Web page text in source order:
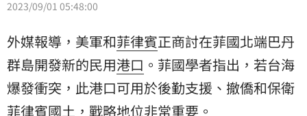
2023/09/01 05:48:00
外媒報導，美軍和菲律賓正商討在菲國北端巴丹
群島開發新的民用港口 。菲國學者指出，若台海
爆發衝突，此港口可用於後勤支援、撤僑和保衛
菲律賓國土， 戰略地位非常重要。